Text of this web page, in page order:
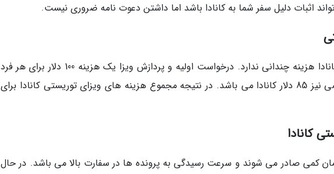
بر خلاف باور عامه ویزای توریستی کانادا هزینه چندانی ندارد. درخواست اولیه و پردازش ویزا یک هزینه 100 دلار برای هر فرد
داشته و هزینه انگشت نگاری متقاضی نیز 85 دلار کانادا می باشد. در نتیجه مجموع هزینه های ویزای توریستی کانادا برای
کانادا
زمان کمی صادر می شوند و سرعت رسیدگی به پرونده ها در سفارت بالا می باشد. در حال